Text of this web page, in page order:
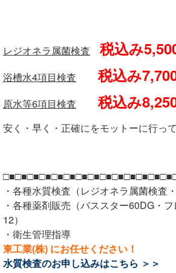
レジオネラ属菌検査 税込み
浴槽水4項目検査 税込み
原水等6項目検査 税込み
安く・早く・正確にをモットーに行って
・各種水質検査（レジオネラ属菌検査
・各種薬剤販売（バススター60DG・
12）
・衛生管理指導
東工業(株) にお任せください！
水質検査のお申し込みはこちら ＞＞